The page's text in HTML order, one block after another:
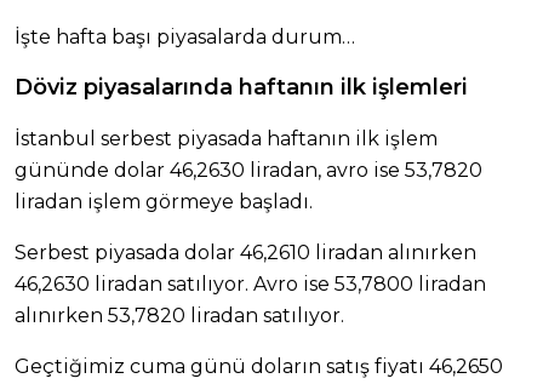
İşte hafta başı piyasalarda durum…
Döviz piyasalarında haftanın ilk işlemleri
İstanbul serbest piyasada haftanın ilk işlem
gününde dolar 46,2630 liradan, avro ise 53,7820
liradan işlem görmeye başladı.
Serbest piyasada dolar 46,2610 liradan alınırken
46,2630 liradan satılıyor. Avro ise 53,7800 liradan
alınırken 53,7820 liradan satılıyor.
Geçtiğimiz cuma günü doların satış fiyatı 46,2650